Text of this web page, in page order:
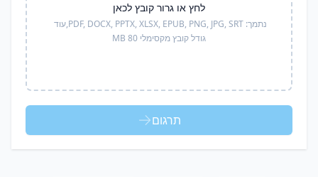
לחץ או גרור קובץ לכאן
נתמך: PDF, DOCX, PPTX, XLSX, EPUB, PNG, JPG, SRT, עוד
גודל קובץ מקסימלי 80 MB
תרגום